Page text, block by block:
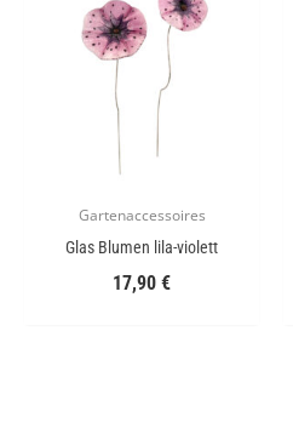
Gartenaccessoires
Glas Blumen lila-violett
17,90 €